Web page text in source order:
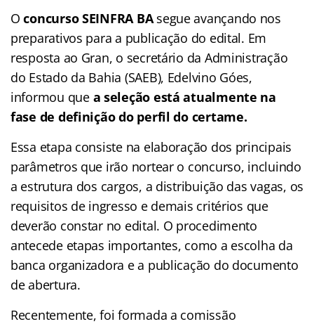
Oconcurso SEINFRA BAsegue avançando nos
preparativos para a publicação do edital. Em
resposta ao Gran, o secretário da Administração
do Estado da Bahia (SAEB), Edelvino Góes,
informou que a seleção está atualmente na
fase de definição do perfil do certame.
Essa etapa consiste na elaboração dos principais
parâmetros que irão nortear o concurso, incluindo
a estrutura dos cargos, a distribuição das vagas, os
requisitos de ingresso e demais critérios que
deverão constar no edital. O procedimento
antecede etapas importantes, como a escolha da
banca organizadora e a publicação do documento
de abertura.
Recentemente, foi formada a comissão